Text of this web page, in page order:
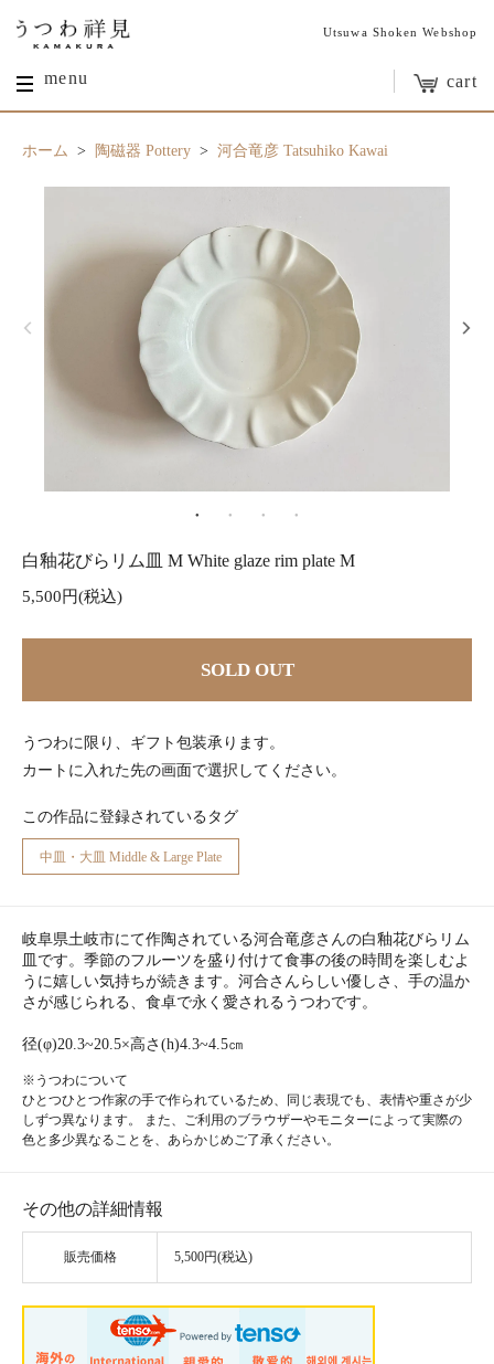
Utsuwa Shoken Webshop
menu cart
ホーム > 陶磁器 Pottery > 河合竜彦 Tatsuhiko Kawai
白釉花びらリム皿 M White glaze rim plate M
5,500円(税込)
SOLD OUT
うつわに限り、ギフト包装承ります。
カートに入れた先の画面で選択してください。
この作品に登録されているタグ
中皿・大皿 Middle & Large Plate
岐阜県土岐市にて作陶されている河合竜彦さんの白釉花びらリム
皿です。季節のフルーツを盛り付けて食事の後の時間を楽しむよ
うに嬉しい気持ちが続きます。河合さんらしい優しさ、手の温か
さが感じられる、食卓で永く愛されるうつわです。
径(φ)20.3~20.5×高さ(h)4.3~4.5㎝
※うつわについて
ひとつひとつ作家の手で作られているため、同じ表現でも、表情や重さが少
しずつ異なります。 また、ご利用のブラウザーやモニターによって実際の
色と多少異なることを、あらかじめご了承ください。
その他の詳細情報
販売価格 5,500円(税込)